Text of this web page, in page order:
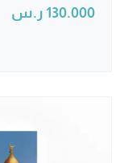
130.000 ر.س